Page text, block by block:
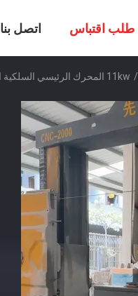
اتصل بنا طلب اقتباس
/ 11kw المحرك الرئيسي السلكية الماسية الماسية للقطع الدقيق والدقيق